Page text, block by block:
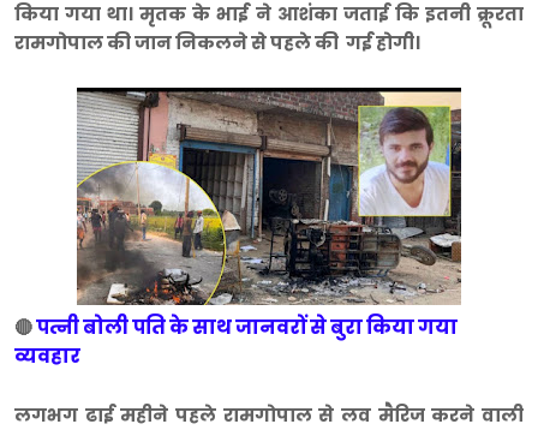
किया गया था। मृतक के भाई ने आशंका जताई कि इतनी क्रूरता
रामगोपाल की जान निकलने से पहले की गई होगी।
🔴पत्नी बोली पति के साथ जानवरों से बुरा किया गया
व्यवहार
लगभग ढाई महीने पहले रामगोपाल से लव मैरिज करने वाली